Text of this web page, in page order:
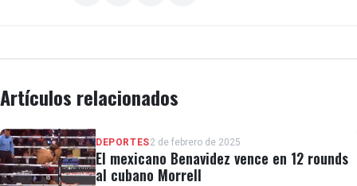
Artículos relacionados
DEPORTES2 de febrero de 2025
El mexicano Benavidez vence en 12 rounds
al cubano Morrell